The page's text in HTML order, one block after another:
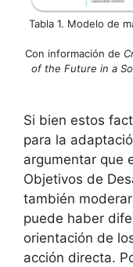
Tabla 1. Modelo de
Con información de
of the Future in a
Si bien estos
para la
argumentar que
Objetivos de
también
puede haber
orientación de
acción directa.